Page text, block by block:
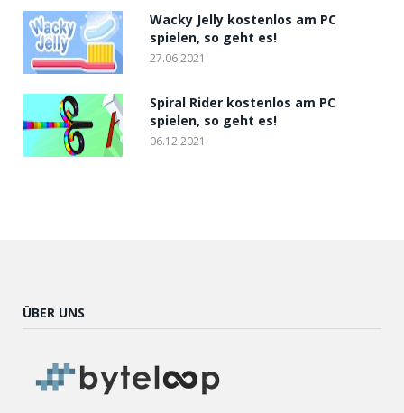
Wacky Jelly kostenlos am PC
spielen, so geht es!
27.06.2021
Spiral Rider kostenlos am PC
spielen, so geht es!
06.12.2021
ÜBER UNS